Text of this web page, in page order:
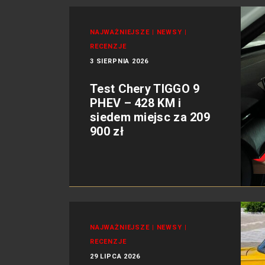
NAJWAŻNIEJSZE | NEWSY |
RECENZJE
3 SIERPNIA 2026
Test Chery TIGGO 9
PHEV – 428 KM i
siedem miejsc za 209
900 zł
NAJWAŻNIEJSZE | NEWSY |
RECENZJE
29 LIPCA 2026